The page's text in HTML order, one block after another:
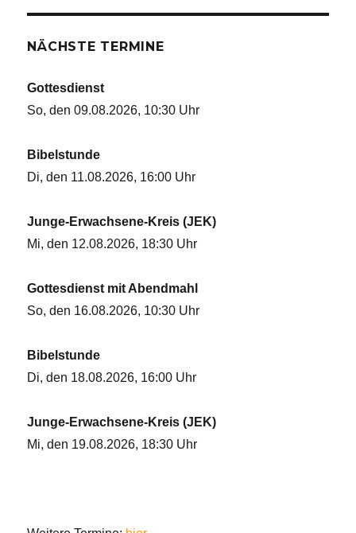
NÄCHSTE TERMINE
Gottesdienst
So, den 09.08.2026, 10:30 Uhr
Bibelstunde
Di, den 11.08.2026, 16:00 Uhr
Junge-Erwachsene-Kreis (JEK)
Mi, den 12.08.2026, 18:30 Uhr
Gottesdienst mit Abendmahl
So, den 16.08.2026, 10:30 Uhr
Bibelstunde
Di, den 18.08.2026, 16:00 Uhr
Junge-Erwachsene-Kreis (JEK)
Mi, den 19.08.2026, 18:30 Uhr